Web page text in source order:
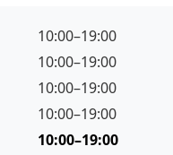
10:00–19:00
10:00–19:00
10:00–19:00
10:00–19:00
10:00–19:00